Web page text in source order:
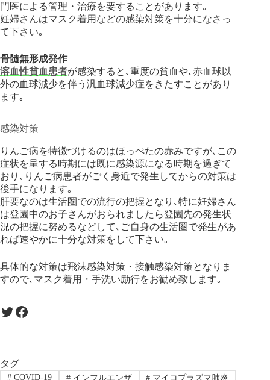
門医による管理・治療を要することがあります｡
妊婦さんはマスク着用などの感染対策を十分になさっ
て下さい｡
骨髄無形成発作
溶血性貧血患者が感染すると､重度の貧血や､赤血球以
外の血球減少を伴う汎血球減少症をきたすことがあり
ます｡
感染対策
りんご病を特徴づけるのはほっぺたの赤みですが､この
症状を呈する時期には既に感染源になる時期を過ぎて
おり､りんご病患者がごく身近で発生してからの対策は
後手になります｡
肝要なのは生活圏での流行の把握となり､特に妊婦さん
は登園中のお子さんがおられましたら登園先の発生状
況の把握に努めるなどして､ご自身の生活圏で発生があ
れば速やかに十分な対策をして下さい｡
具体的な対策は飛沫感染対策・接触感染対策となりま
すので､マスク着用・手洗い励行をお勧め致します｡
Twitter Facebook
タグ
#COVID-19 #インフルエンザ # マイコプラズマ肺炎